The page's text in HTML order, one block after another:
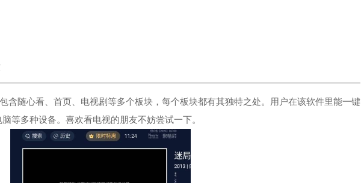
含随心看、首页、电视剧等多个板块，每个板块都有其独特之处。用户在该软件里能一键
等多种设备。喜欢看电视的朋友不妨尝试一下。